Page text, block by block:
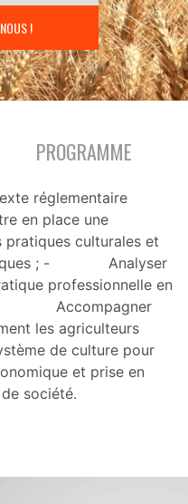
!
PROGRAMME
réglementaire
place une
pratiques culturales et
; - Analyser
professionnelle en
- Accompagner
les agriculteurs
de culture pour
et prise en
société.